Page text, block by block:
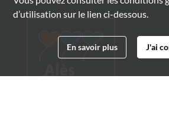
d’utilisation sur le lien ci-dessous.
En savoir plus J'ai